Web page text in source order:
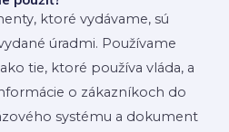
ktoré vydávame, sú
úradmi. Používame
tie, ktoré používa vláda, a
o zákazníkoch do
systému a dokument